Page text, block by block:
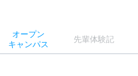
オープン
キャンパス
先輩体験記